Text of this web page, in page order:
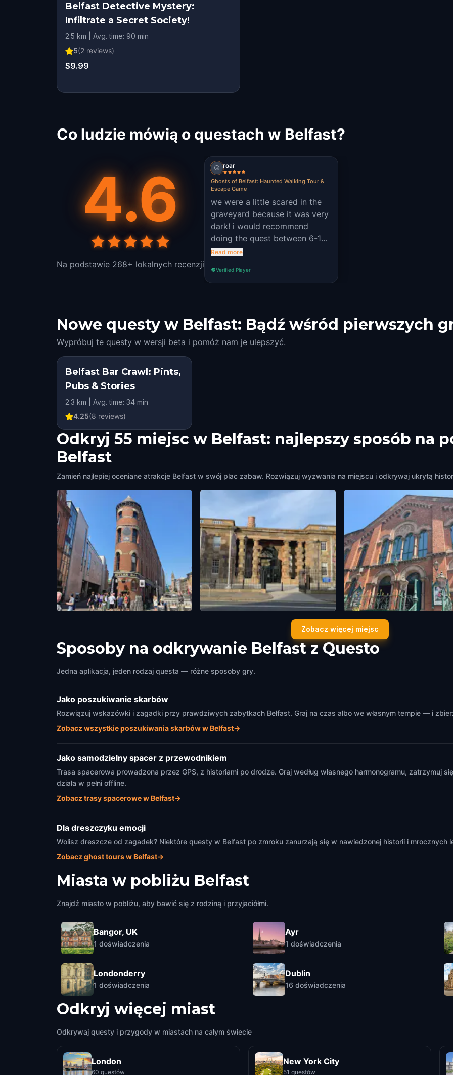
Belfast Detective Mystery:
Infiltrate a Secret Society!
2.5 km | Avg. time: 90 min
5(2 reviews)
$9.99
Co ludzie mówią o questach w Belfast?
4.6
Na podstawie 268+ lokalnych recenzji
roar
Ghosts of Belfast: Haunted Walking Tour &
Escape Game
we were a little scared in the
graveyard because it was very
dark! i would recommend
doing the quest between 6-10
pm! some clues were hard to
the ambiance was great and
spooky, quests were fairly
Read more
Verified Player
Nowe questy w Belfast: Bądź wśród pierwszych
Wypróbuj te questy w wersji beta i pomóż nam je ulepszyć.
Belfast Bar Crawl: Pints,
Pubs & Stories
2.3 km | Avg. time: 34 min
4.25(8 reviews)
Odkryj 55 miejsc w Belfast: najlepszy sposób na
Belfast
Zamień najlepiej oceniane atrakcje Belfast w swój plac zabaw. Rozwiązuj wyzwania na miejscu i odkrywaj ukrytą
The Empire Music Hall
Belfast,United Kingdom
Zobacz więcej miejsc
Sposoby na odkrywanie Belfast z Questo
Jedna aplikacja, jeden rodzaj questa — różne sposoby gry.
Jako poszukiwanie skarbów
Rozwiązuj wskazówki i zagadki przy prawdziwych zabytkach Belfast. Graj na czas albo we własnym tempie — i
Zobacz wszystkie poszukiwania skarbów w Belfast→
Jako samodzielny spacer z przewodnikiem
Trasa spacerowa prowadzona przez GPS, z historiami po drodze. Graj według własnego harmonogramu, zatrzymuj
działa w pełni offline.
Zobacz trasy spacerowe w Belfast→
Dla dreszczyku emocji
Wolisz dreszcze od zagadek? Niektóre questy w Belfast po zmroku zanurzają się w nawiedzonej historii i mrocznych
Zobacz ghost tours w Belfast→
Miasta w pobliżu Belfast
Znajdź miasto w pobliżu, aby bawić się z rodziną i przyjaciółmi.
Bangor, UK
1 doświadczenia
Londonderry
1 doświadczenia
Ayr
1 doświadczenia
Dublin
16 doświadczenia
Odkryj więcej miast
Odkrywaj questy i przygody w miastach na całym świecie
London
60 questów
New York City
51 questów